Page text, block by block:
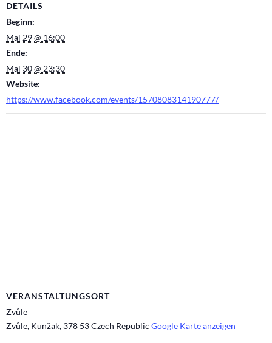
DETAILS
Beginn:
Mai 29 @ 16:00
Ende:
Mai 30 @ 23:30
Website:
https://www.facebook.com/events/1570808314190777/
VERANSTALTUNGSORT
Zvůle
Zvůle, Kunžak, 378 53Czech Republic Google Karte anzeigen